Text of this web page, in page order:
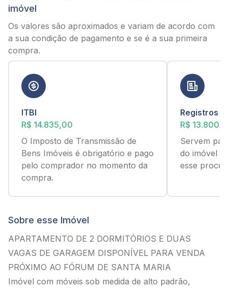
imóvel
Os valores são aproximados e variam de acordo com
a sua condição de pagamento e se é a sua primeira
compra.
ITBI
R$ 14.835,00
O Imposto de Transmissão de
Bens Imóveis é obrigatório e pago
pelo comprador no momento da
compra.
Registros
R$
Servem
do imóvel
esse
Sobre esse Imóvel
APARTAMENTO DE 2 DORMITÓRIOS E DUAS
VAGAS DE GARAGEM DISPONÍVEL PARA VENDA
PRÓXIMO AO FÓRUM DE SANTA MARIA
Imóvel com móveis sob medida de alto padrão,